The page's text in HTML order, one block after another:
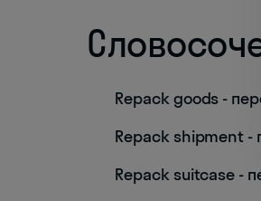
Repack goods -
Repack shipment -
Repack suitcase -